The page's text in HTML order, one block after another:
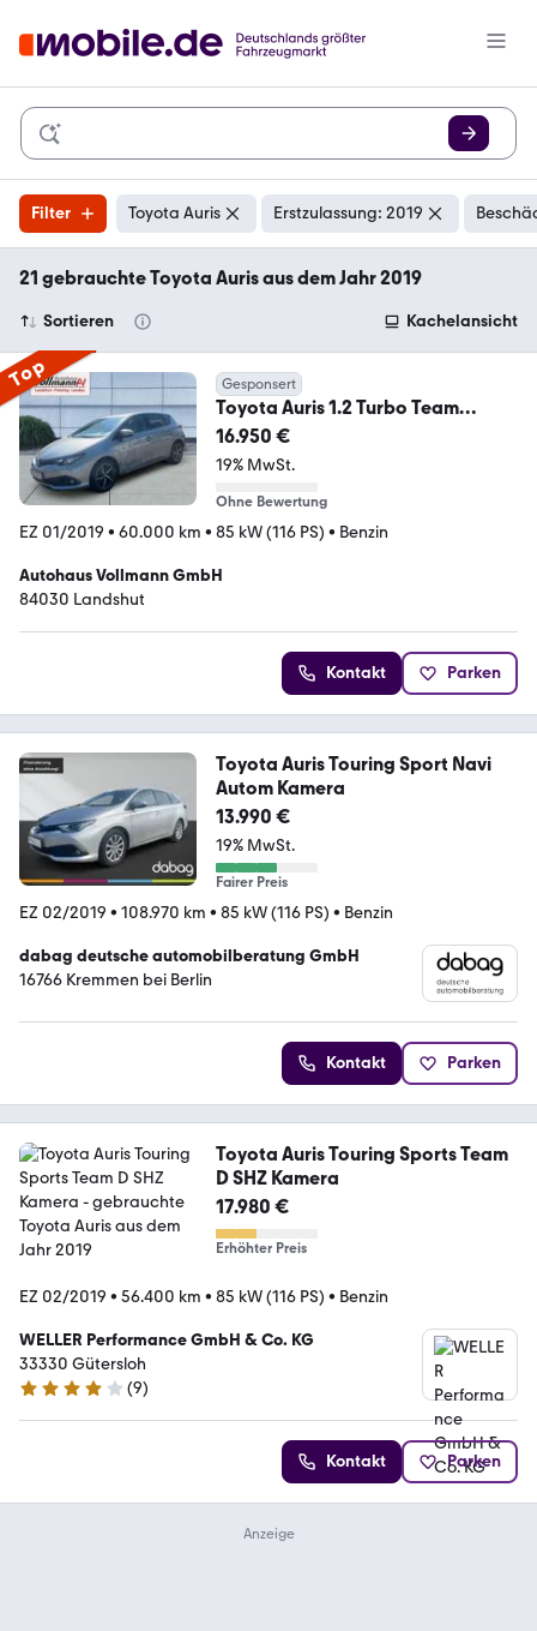
Filter Toyota Auris Erstzulassung: 2019
21 gebrauchte Toyota Auris aus dem Jahr 2019
Sortieren Kachelansicht
Top Gesponsert
Toyota Auris 1.2 Turbo Team
Deutschland
16.950 €
19% MwSt.
Ohne Bewertung
EZ 01/2019 • 60.000 km • 85 kW (116 PS) • Benzin
Autohaus Vollmann GmbH
84030 Landshut
Kontakt Parken
Toyota Auris Touring Sport Navi
Autom Kamera
13.990 €
19% MwSt.
Fairer Preis
EZ 02/2019 • 108.970 km • 85 kW (116 PS) • Benzin
dabag deutsche automobilberatung GmbH
16766 Kremmen bei Berlin
Kontakt Parken
Toyota Auris Touring Sports Team
D SHZ Kamera
17.980 €
Erhöhter Preis
EZ 02/2019 • 56.400 km • 85 kW (116 PS) • Benzin
WELLER Performance GmbH & Co. KG
33330 Gütersloh
4.2 Sterne
(9)
Kontakt Parken